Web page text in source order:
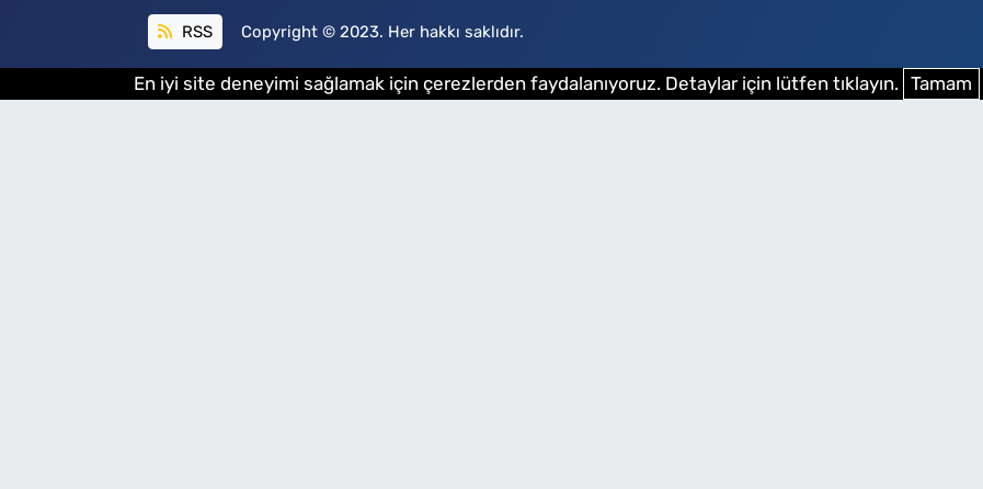
RSS Copyright © 2023. Her hakkı saklıdır.
En iyi site deneyimi sağlamak için çerezlerden faydalanıyoruz. Detaylar için lütfen tıklayın. Tamam